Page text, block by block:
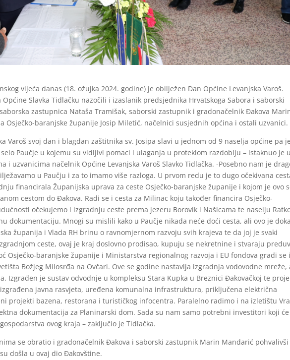
vijeća danas (18. ožujka 2024. godine) je obilježen Dan Općine Levanjska Varoš.
Općine Slavka Tidlačku nazočili i izaslanik predsjednika Hrvatskoga Sabora i saborski
zastupnica Nataša Tramišak, saborski zastupnik i gradonačelnik Đakova
Osječko-baranjske županije Josip Miletić, načelnici susjednih općina i ostali
Varoš svoj dan i blagdan zaštitnika sv. Josipa slavi u jednom od 9 naselja općine pa
Paučje u kojemu su vidljivi pomaci i ulaganja u proteklom razdoblju – istaknuo je
i uzvanicima načelnik Općine Levanjska Varoš Slavko Tidlačka. -Posebno nam je
u Paučju i za to imamo više razloga. U prvom redu je to dugo očekivana
financirala Županijska uprava za ceste Osječko-baranjske županije i kojom je ovo
cestom do Đakova. Radi se i cesta za Milinac koju također financira Osječko-
očekujemo i izgradnju ceste prema jezeru Borovik i Našicama te naselju
dokumentaciju. Mnogi su mislili kako u Paučje nikada neće doći cesta, ali ovo je
županija i Vlada RH brinu o ravnomjernom razvoju svih krajeva te da joj je svaki
ceste, ovaj je kraj doslovno prodisao, kupuju se nekretnine i stvaraju
Osječko-baranjske županije i Ministarstva regionalnog razvoja i EU fondova gradi se
Božjeg Milosrđa na Ovčari. Ove se godine nastavlja izgradnja vodovodne mreže,
Izgrađen je sustav odvodnje u kompleksu Stara Kupka u Breznici Đakovačkoj te
javna rasvjeta, uređena komunalna infrastruktura, priključena električna
projekti bazena, restorana i turističkog infocentra. Paralelno radimo i na izletištu
dokumentacija za Planinarski dom. Sada su nam samo potrebni investitori koji će
ovog kraja – zaključio je Tidlačka.
se obratio i gradonačelnik Đakova i saborski zastupnik Marin Mandarić
došla u ovaj dio Đakovštine.